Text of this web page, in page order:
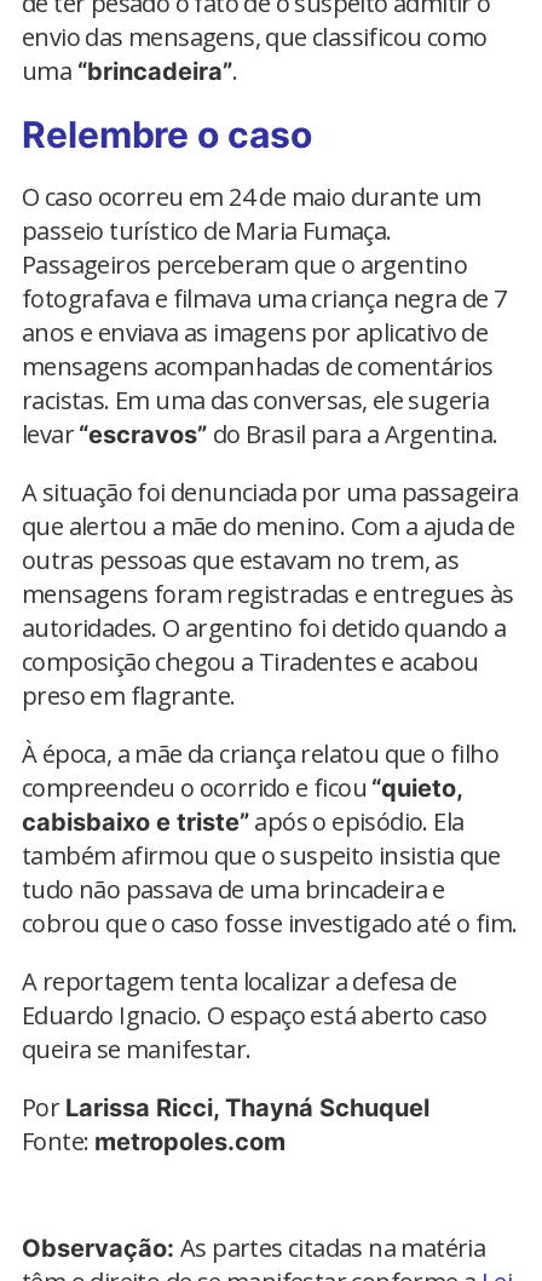
envio das mensagens, que classificou como
uma “brincadeira”.
Relembre o caso
O caso ocorreu em 24 de maio durante um
passeio turístico de Maria Fumaça.
Passageiros perceberam que o argentino
fotografava e filmava uma criança negra de 7
anos e enviava as imagens por aplicativo de
mensagens acompanhadas de comentários
racistas. Em uma das conversas, ele sugeria
levar“escravos” do Brasil para a Argentina.
A situação foi denunciada por uma passageira
que alertou a mãe do menino. Com a ajuda de
outras pessoas que estavam no trem, as
mensagens foram registradas e entregues às
autoridades. O argentino foi detido quando a
composição chegou a Tiradentes e acabou
preso em flagrante.
À época, a mãe da criança relatou que o filho
compreendeu o ocorrido e ficou “quieto,
cabisbaixo e triste” após o episódio. Ela
também afirmou que o suspeito insistia que
tudo não passava de uma brincadeira e
cobrou que o caso fosse investigado até o fim.
A reportagem tenta localizar a defesa de
Eduardo Ignacio. O espaço está aberto caso
queira se manifestar.
Por Larissa Ricci, Thayná Schuquel
Fonte: metropoles.com
Observação: As partes citadas na matéria